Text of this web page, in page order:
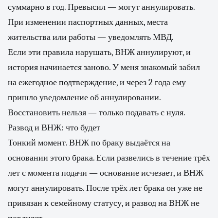
суммарно в год. Превысил — могут аннулировать.
При изменении паспортных данных, места
жительства или работы — уведомлять МВД.
Если эти правила нарушать, ВНЖ аннулируют, и
история начинается заново. У меня знакомый забил
на ежегодное подтверждение, и через 2 года ему
пришло уведомление об аннулировании.
Восстановить нельзя — только подавать с нуля.
Развод и ВНЖ: что будет
Тонкий момент. ВНЖ по браку выдаётся на
основании этого брака. Если развелись в течение трёх
лет с момента подачи — основание исчезает, и ВНЖ
могут аннулировать. После трёх лет брака он уже не
привязан к семейному статусу, и развод на ВНЖ не